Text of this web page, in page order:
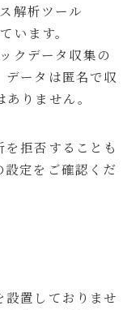
解析ツール
います。
クデータ収集の
ータは匿名で収
りません。
拒否することも
定をご確認くだ
置しておりませ